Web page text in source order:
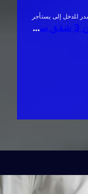
حزمة عقارية جذابة تتألف من 3 شقق سكنية مع حديقة!